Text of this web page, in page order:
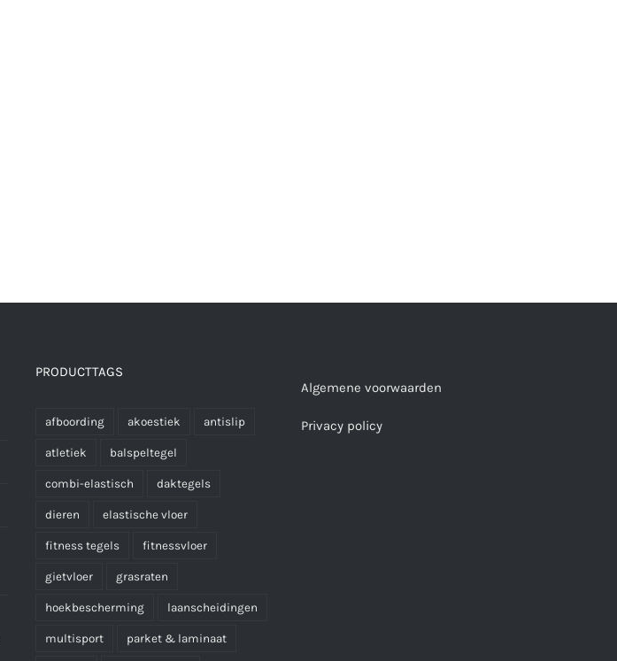
PRODUCTTAGS
afboording akoestiek antislip
atletiek balspeltegel
combi-elastisch daktegels
dieren elastische vloer
fitness tegels fitnessvloer
gietvloer grasraten
hoekbescherming laanscheidingen
multisport parket & laminaat
Algemene voorwaarden
Privacy policy